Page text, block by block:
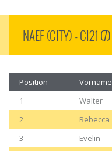
NAEF (CITY) - CI21 (7)
Position Vorname
1
Walter
2
Rebecca
3
Evelin